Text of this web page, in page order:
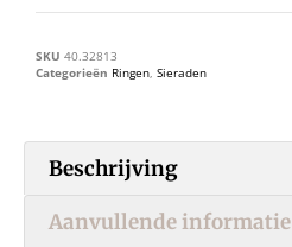
SKU 40.32813
Categorieën Ringen, Sieraden
Beschrijving
Aanvullende informatie